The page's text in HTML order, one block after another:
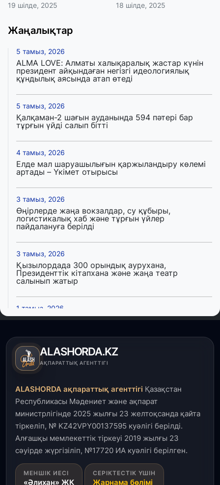
19 шілде, 2025
18 шілде, 2025
Жаңалықтар
5 тамыз, 2026
ALMA LOVE: Алматы халықаралық жастар күнін
президент айқындаған негізгі идеологиялық
құндылық аясында атап өтеді
5 тамыз, 2026
Қалқаман-2 шағын ауданында 594 пәтері бар
тұрғын үйді салып бітті
4 тамыз, 2026
Елде мал шаруашылығын қаржыландыру көлемі
артады – Үкімет отырысы
3 тамыз, 2026
Өңірлерде жаңа вокзалдар, су құбыры,
логистикалық хаб және тұрғын үйлер
пайдалануға берілді
3 тамыз, 2026
Қызылордада 300 орындық аурухана,
Президенттік кітапхана және жаңа театр
салынып жатыр
1 тамыз, 2026
Кинопоиск Қазақстан азаматтарының ең
31 шілде, 2026
Ақмола облысындағы кездесуде кәсіпкерлер мен
31 шілде, 2026
ҚР Президенті Орталық Азия елдеріне
ұзақмерзімді ынтымақтастық жоспарын әзірлеуді
ұсынды
31 шілде, 2026
«Ауыл аманаты»: Түркістанда 30,2 млрд теңгеге
ALASHORDA.KZ
АҚПАРАТТЫҚ АГЕНТТІГІ
ALASHORDA ақпараттық агенттігі Қазақстан
Республикасы Мәдениет және ақпарат
министрлігінде 2025 жылғы 23 желтоқсанда қайта
тіркеліп, № KZ42VPY00137595 куәлігі берілді.
Алғашқы мемлекеттік тіркеуі 2019 жылғы 23
сәуірде жүргізіліп, №17720 ИА куәлігі берілген.
МЕНШІК ИЕСІ
«Әлихан» ЖК
СЕРІКТЕСТІК ҮШІН
Жарнама бөлімі